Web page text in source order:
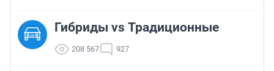
Гибриды vs Традиционные
208 567 927